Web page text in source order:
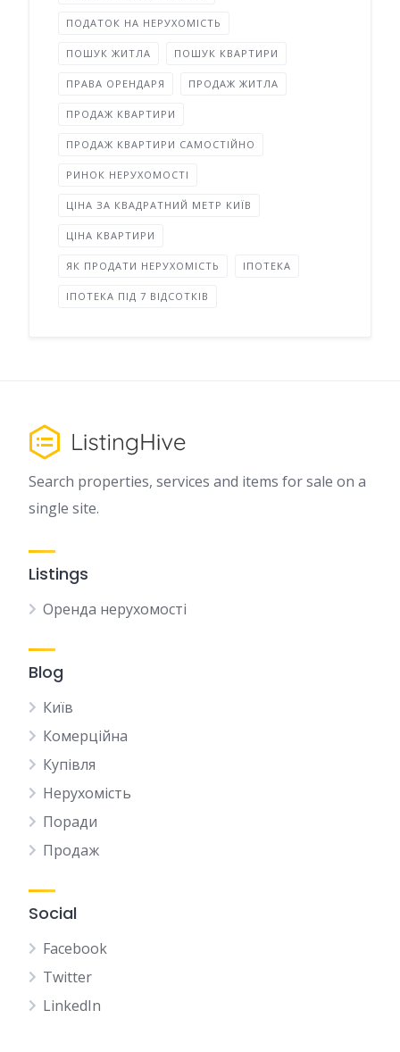
ПОДАТОК НА НЕРУХОМІСТЬ
ПОШУК ЖИТЛА ПОШУК КВАРТИРИ
ПРАВА ОРЕНДАРЯ ПРОДАЖ ЖИТЛА
ПРОДАЖ КВАРТИРИ
ПРОДАЖ КВАРТИРИ САМОСТІЙНО
РИНОК НЕРУХОМОСТІ
ЦІНА ЗА КВАДРАТНИЙ МЕТР КИЇВ
ЦІНА КВАРТИРИ
ЯК ПРОДАТИ НЕРУХОМІСТЬ ІПОТЕКА
ІПОТЕКА ПІД 7 ВІДСОТКІВ
Search properties, services and items for sale on a
single site.
Listings
Оренда нерухомості
Blog
Київ
Комерційна
Купівля
Нерухомість
Поради
Продаж
Social
Facebook
Twitter
LinkedIn